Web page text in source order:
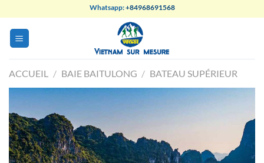
to
content
Whatsapp:+84968691568
ACCUEIL / BAIE BAITULONG / BATEAU SUPÉRIEUR